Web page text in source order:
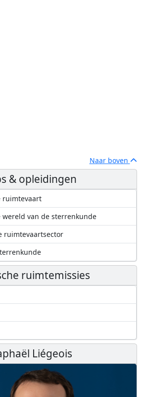
Naar boven
& opleidingen
ruimtevaart
wereld van de sterrenkunde
ruimtevaartsector
ruimtemissies
Liégeois